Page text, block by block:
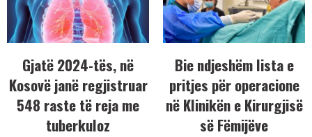
Gjatë 2024-tës, në
Kosovë janë regjistruar
548 raste të reja me
tuberkuloz
Bie ndjeshëm lista e
pritjes për operacione
në Klinikën e Kirurgjisë
së Fëmijëve